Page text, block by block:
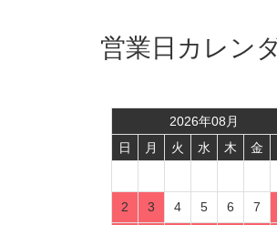
営業日カレン
2026年08月
日
月 火 水 木 金
2 3 4 5 6 7